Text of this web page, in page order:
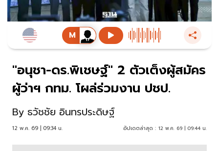
"อนุชา-ดร.พิเชษฐ์" 2 ตัวเต็งผู้สมัคร
ผู้ว่าฯ กทม. โผล่ร่วมงาน ปชป.
By ธวัชชัย อินทรประดิษฐ์
12 พ.ค. 69 | 09:34 น. อัปเดตล่าสุด : 12 พ.ค. 69 | 09:44 น.